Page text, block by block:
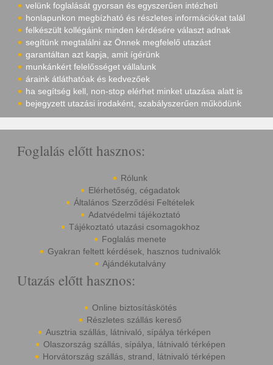
velünk foglalását gyorsan és egyszerűen intézheti
honlapunkon megbízható és részletes információkat talál
felkészült kollégáink minden kérdésére választ adnak
segítünk megtalálni az Önnek megfelelő utazást
garantáltan azt kapja, amit ígérünk
munkánkért felelősséget vállalunk
áraink átláthatóak és kedvezőek
ha segítség kell, non-stop elérhet minket utazása alatt is
bejegyzett utazási irodaként, szabályszerűen működünk
Foglalás előtt hasznos:
Rólunk
Elérhetőség, cégadatok
Általános Szerződési Feltételek
Adatvédelmi tájékoztató
Tájékoztató utazási csomagokhoz
Foglalás menete
Gyakran feltett kérdések, hasznos tudnivalók
Ajándékutalvány
Utazás előtt hasznos:
Online biztosításkötés
Részletes szállás kereső
Ausztria szállás, látnivaló, sípálya térképen
Olaszország szállás, sípálya, látnivaló térképen
Horvátország szállás, strand, látnivaló térképen